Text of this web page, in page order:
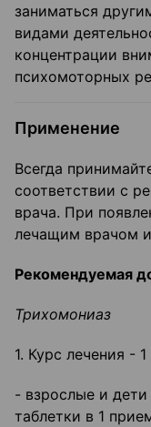
заниматься
видами
концентрации
психомоторных
Применение
Всегда
соответствии с
врача. При
лечащим врачом
Рекомендуемая
Трихомониаз
1. Курс лечения - 1
- взрослые и
таблетки в 1